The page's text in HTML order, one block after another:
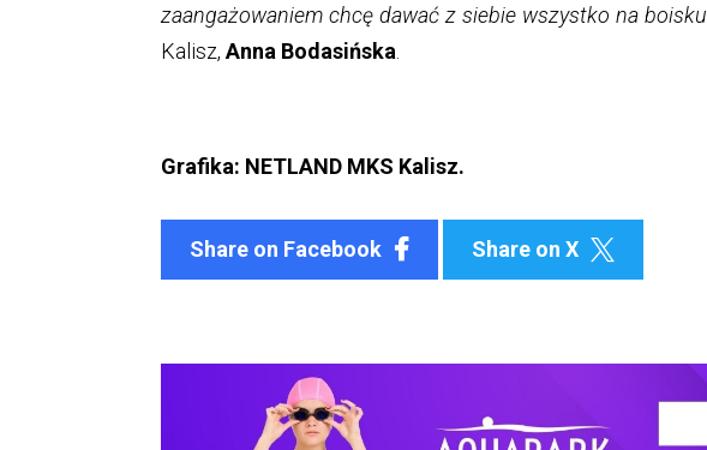
zaangażowaniem chcę dawać z siebie wszystko na boisku
Kalisz,Anna Bodasińska
Grafika: NETLAND MKS Kalisz.
Share on Facebook Share on X 